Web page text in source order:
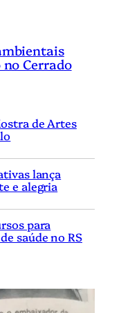
Cerrado
de Artes
lança
e alegria
para
saúde no RS